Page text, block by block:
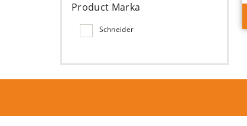
Product Marka
Schneider